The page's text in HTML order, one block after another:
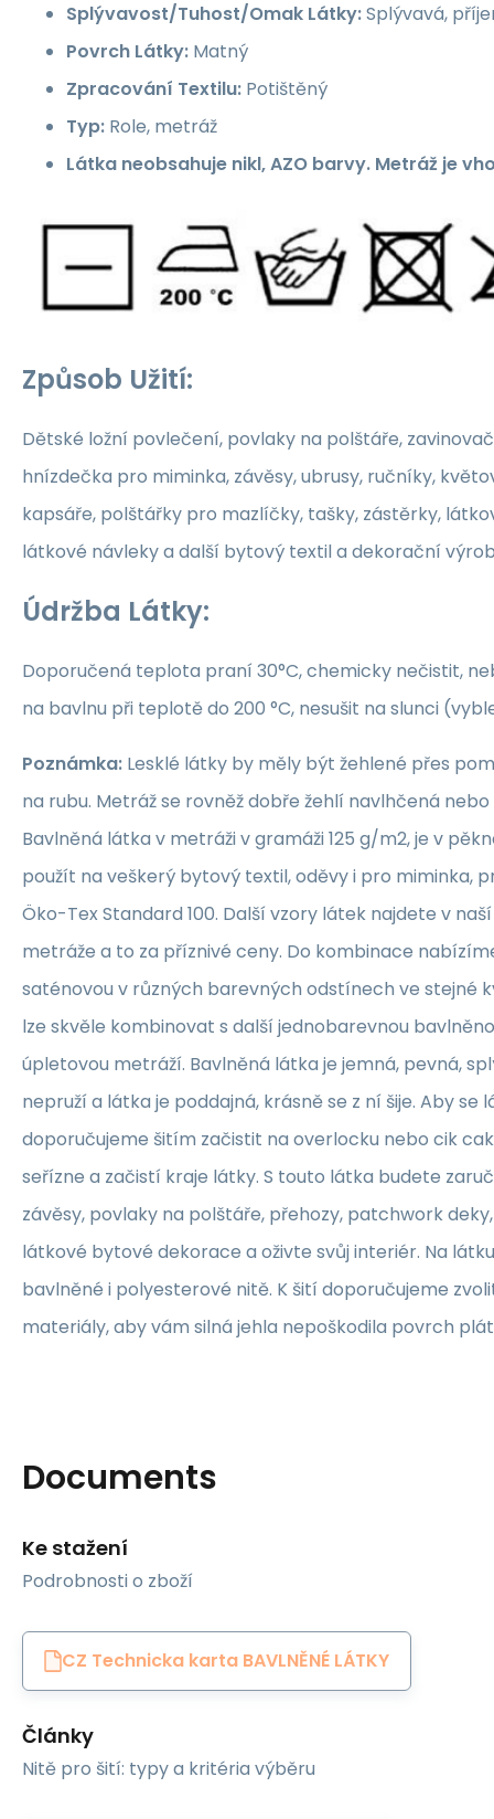
Splývavost/Tuhost/Omak Látky:Splývavá,
Povrch Látky: Matný
Zpracování Textilu: Potištěný
Typ: Role, metráž
Látka neobsahuje nikl, AZO barvy. Metráž je
Způsob Užití:
Dětské ložní povlečení, povlaky na polštáře,
hnízdečka pro miminka, závěsy, ubrusy, ručníky,
kapsáře, polštářky pro mazlíčky, tašky, zástěrky,
látkové návleky a další bytový textil a dekorační
Údržba Látky:
Doporučená teplota praní 30°C, chemicky nečistit,
na bavlnu při teplotě do 200 °C, nesušit na slunci
Poznámka: Lesklé látky by měly být žehlené přes
na rubu. Metráž se rovněž dobře žehlí navlhčená
Bavlněná látka v metráži v gramáži 125 g/m2, je v
použít na veškerý bytový textil, oděvy i pro miminka,
Öko-Tex Standard 100. Další vzory látek najdete v
metráže a to za příznivé ceny. Do kombinace
saténovou v různých barevných odstínech ve stejné
lze skvěle kombinovat s další jednobarevnou
úpletovou metráží. Bavlněná látka je jemná, pevná,
nepruží a látka je poddajná, krásně se z ní šije. Aby se
doporučujeme šitím začistit na overlocku nebo cik
seřízne a začistí kraje látky. S touto látka budete
závěsy, povlaky na polštáře, přehozy, patchwork
látkové bytové dekorace a oživte svůj interiér. Na
bavlněné i polyesterové nitě. K šití doporučujeme
materiály, aby vám silná jehla nepoškodila povrch
Documents
Ke stažení
Podrobnosti o zboží
CZ Technicka karta BAVLNĚNÉ LÁTKY
Články
Nitě pro šití: typy a kritéria výběru